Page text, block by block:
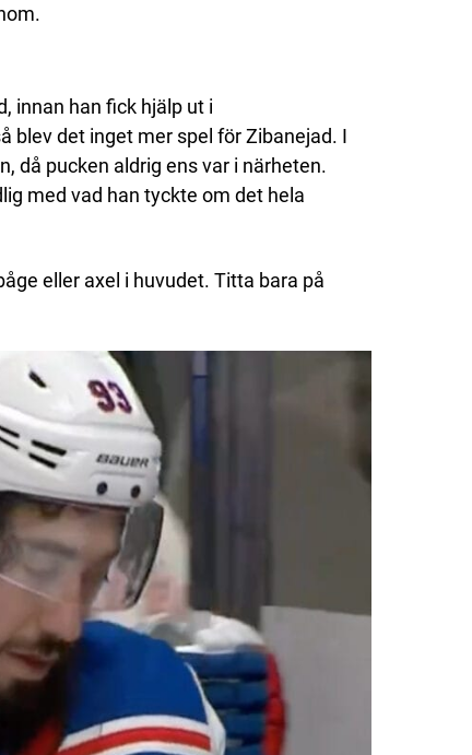
innan han fick hjälp ut i
blev det inget mer spel för Zibanejad. I
då pucken aldrig ens var i närheten.
med vad han tyckte om det hela
eller axel i huvudet. Titta bara på